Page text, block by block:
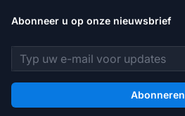
Abonneer u op onze nieuwsbrief
E-mailadres
Abonneren